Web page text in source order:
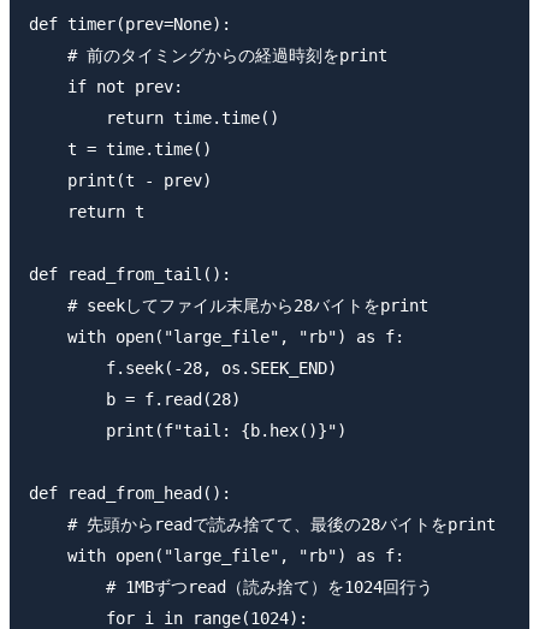
def timer(prev=None):
    # 前のタイミングからの経過時刻をprint
    if not prev:
        return time.time()
    t = time.time()
    print(t - prev)
    return t
def read_from_tail():
    # seekしてファイル末尾から28バイトをprint
    with open("large_file", "rb") as f:
        f.seek(-28, os.SEEK_END)
        b = f.read(28)
        print(f"tail: {b.hex()}")
def read_from_head():
    # 先頭からreadで読み捨てて、最後の28バイトをprint
    with open("large_file", "rb") as f:
        # 1MBずつread（読み捨て）を1024回行う
        for i in range(1024):